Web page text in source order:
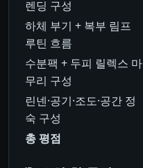
렌딩 구성
하체 부기 + 복부 림프
루틴 흐름
수분팩 + 두피 릴렉스 마
무리 구성
린넨·공기·조도·공간 정
숙 구성
총 평점